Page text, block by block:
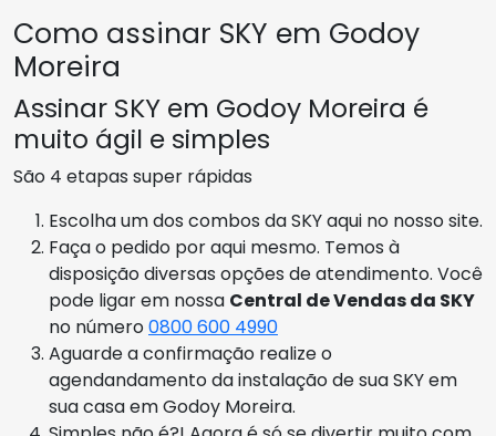
Como assinar SKY em Godoy
Moreira
Assinar SKY em Godoy Moreira é
muito ágil e simples
São 4 etapas super rápidas
Escolha um dos combos da SKY aqui no nosso site.
Faça o pedido por aqui mesmo. Temos à
disposição diversas opções de atendimento. Você
pode ligar em nossa Central de Vendas da SKY
no número0800 600 4990
Aguarde a confirmação realize o
agendandamento da instalação de sua SKY em
sua casa em Godoy Moreira.